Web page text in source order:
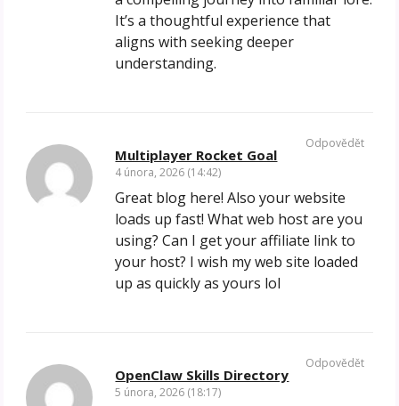
It’s a thoughtful experience that
aligns with seeking deeper
understanding.
Multiplayer Rocket Goal
4 února, 2026 (14:42)
Great blog here! Also your website
loads up fast! What web host are you
using? Can I get your affiliate link to
your host? I wish my web site loaded
up as quickly as yours lol
Odpovědět
OpenClaw Skills Directory
5 února, 2026 (18:17)
Odpovědět